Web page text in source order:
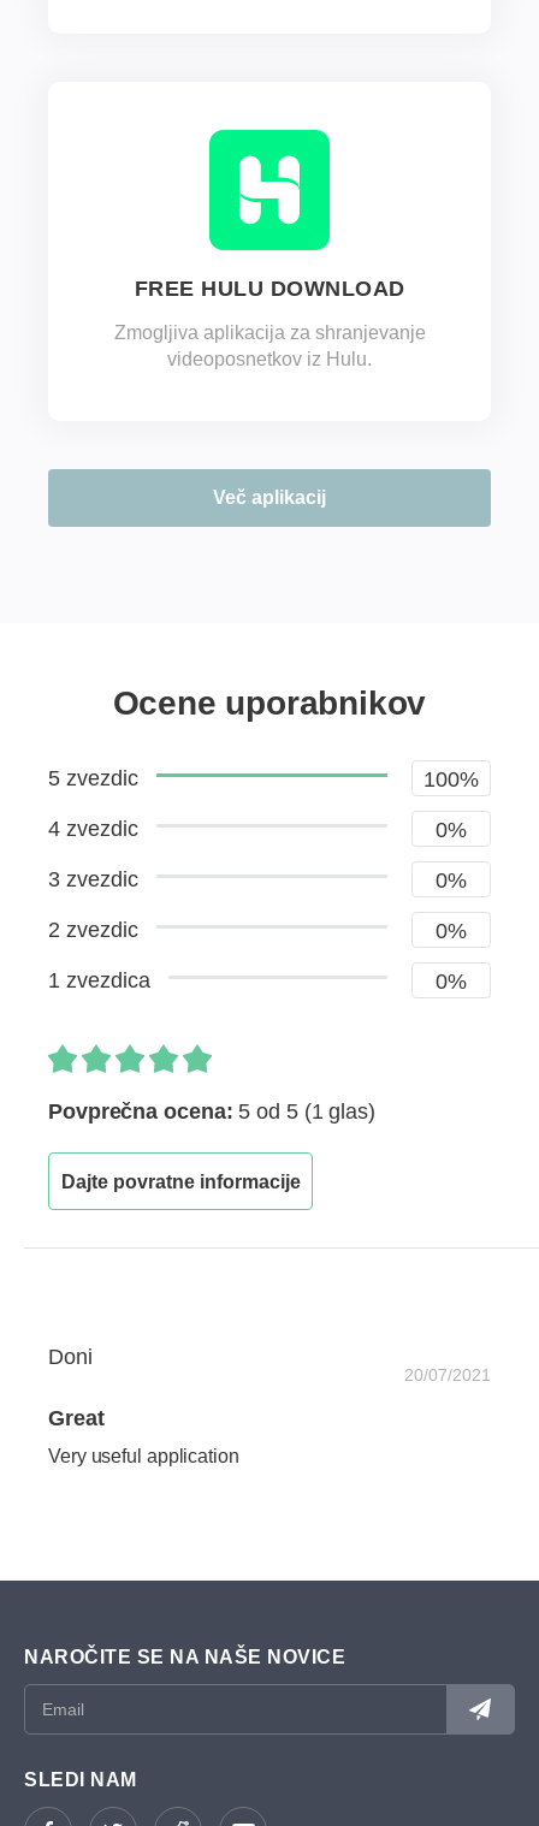
FREE HULU DOWNLOAD
Zmogljiva aplikacija za shranjevanje
videoposnetkov iz Hulu.
Več aplikacij
Ocene uporabnikov
5 zvezdic 100%
4 zvezdic 0%
3 zvezdic 0%
2 zvezdic 0%
1 zvezdica 0%
Povprečna ocena: 5 od 5 (1 glas)
Dajte povratne informacije
Doni
20/07/2021
Great
Very useful application
NAROČITE SE NA NAŠE NOVICE
SLEDI NAM